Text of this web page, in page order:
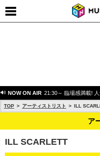
NOW ON AIR 21:30～ 臨場感満載!
TOP アーティストリスト ILL
ア
ILL SCARLETT